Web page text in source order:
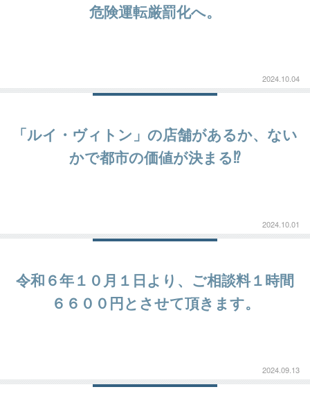
危険運転厳罰化へ。
2024.10.04
「ルイ・ヴィトン」の店舗があるか、ない
かで都市の価値が決まる⁉
2024.10.01
令和６年１０月１日より、ご相談料１時間
６６００円とさせて頂きます。
2024.09.13